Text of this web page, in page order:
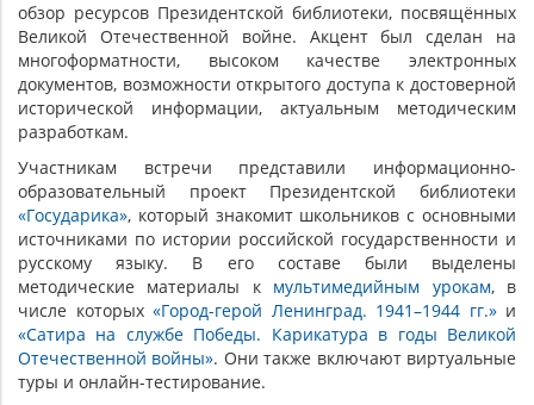
обзор ресурсов Президентской библиотеки, посвящённых
Великой Отечественной войне. Акцент был сделан на
многоформатности, высоком качестве электронных
документов, возможности открытого доступа к достоверной
исторической информации, актуальным методическим
разработкам.
Участникам встречи представили информационно-
образовательный проект Президентской библиотеки
«Государика», который знакомит школьников с основными
источниками по истории российской государственности и
русскому языку. В его составе были выделены
методические материалы к мультимедийным урокам, в
числе которых «Город-герой Ленинград. 1941–1944 гг.»и
«Сатира на службе Победы. Карикатура в годы Великой
Отечественной войны». Они также включают виртуальные
туры и онлайн-тестирование.